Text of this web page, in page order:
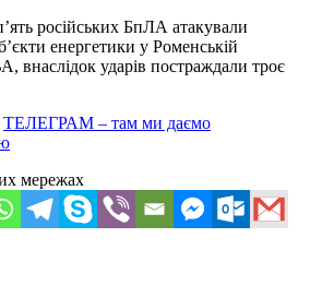
російських БпЛА атакували
енергетики у Роменській
внаслідок ударів постраждали троє
ТЕЛЕГРАМ – там ми даємо
мережах